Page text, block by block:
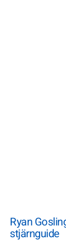
Ryan
stjärnguide